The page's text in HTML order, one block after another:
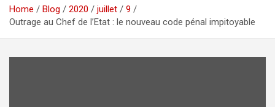
Home Blog 2020 juillet
9
Outrage au Chef de l’Etat : le nouveau code pénal impitoyable